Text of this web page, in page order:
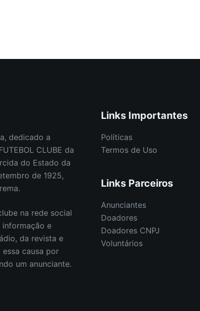
dedicado a
CLUBE da
do Estado da
de 1925,
na rede social
e
da revista e
causa por
um anunciante.
Links Importantes
Políticas
Termos de Uso
Links Parceiros
Anunciantes
Doadores
Doadores CNPJ
Voluntários